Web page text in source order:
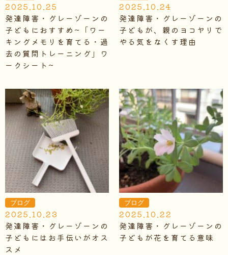
2025.10.25
発達障害・グレーゾーンの
子どもにおすすめ~「ワー
キングメモリを育てる・過
去の質問トレーニング」ワ
ークシート~
2025.10.24
発達障害・グレーゾーンの
子どもが、親のヨコヤリで
やる気をなくす理由
ブログ
2025.10.23
発達障害・グレーゾーンの
子どもにはお手伝いがオス
スメ
ブログ
2025.10.22
発達障害・グレーゾーンの
子どもが花を育てる意味